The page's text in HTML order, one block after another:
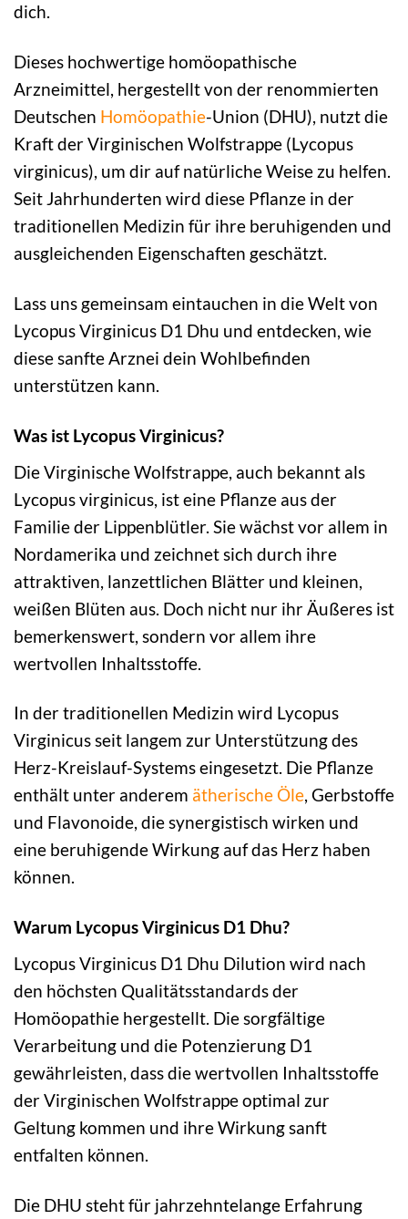
dich.
Dieses hochwertige homöopathische
Arzneimittel, hergestellt von der renommierten
Deutschen Homöopathie-Union (DHU), nutzt die
Kraft der Virginischen Wolfstrappe (Lycopus
virginicus), um dir auf natürliche Weise zu helfen.
Seit Jahrhunderten wird diese Pflanze in der
traditionellen Medizin für ihre beruhigenden und
ausgleichenden Eigenschaften geschätzt.
Lass uns gemeinsam eintauchen in die Welt von
Lycopus Virginicus D1 Dhu und entdecken, wie
diese sanfte Arznei dein Wohlbefinden
unterstützen kann.
Was ist Lycopus Virginicus?
Die Virginische Wolfstrappe, auch bekannt als
Lycopus virginicus, ist eine Pflanze aus der
Familie der Lippenblütler. Sie wächst vor allem in
Nordamerika und zeichnet sich durch ihre
attraktiven, lanzettlichen Blätter und kleinen,
weißen Blüten aus. Doch nicht nur ihr Äußeres ist
bemerkenswert, sondern vor allem ihre
wertvollen Inhaltsstoffe.
In der traditionellen Medizin wird Lycopus
Virginicus seit langem zur Unterstützung des
Herz-Kreislauf-Systems eingesetzt. Die Pflanze
enthält unter anderem ätherische Öle, Gerbstoffe
und Flavonoide, die synergistisch wirken und
eine beruhigende Wirkung auf das Herz haben
können.
Warum Lycopus Virginicus D1 Dhu?
Lycopus Virginicus D1 Dhu Dilution wird nach
den höchsten Qualitätsstandards der
Homöopathie hergestellt. Die sorgfältige
Verarbeitung und die Potenzierung D1
gewährleisten, dass die wertvollen Inhaltsstoffe
der Virginischen Wolfstrappe optimal zur
Geltung kommen und ihre Wirkung sanft
entfalten können.
Die DHU steht für jahrzehntelange Erfahrung